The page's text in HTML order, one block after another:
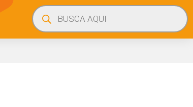
Búsqueda
de
productos